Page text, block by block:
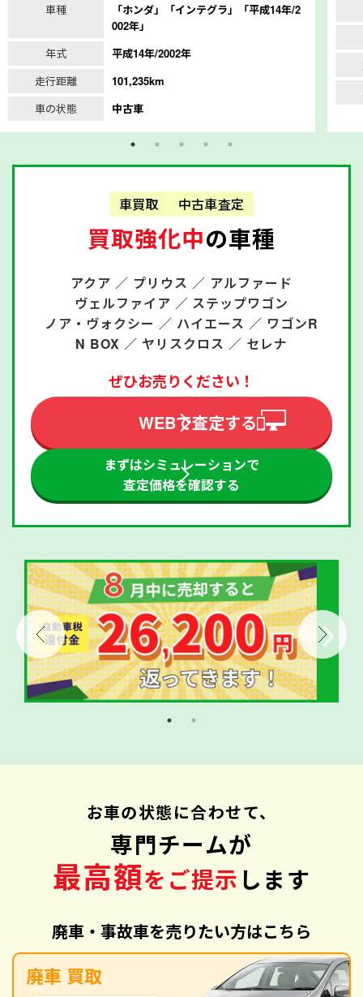
車種
「ホンダ」「インテグラ」「平成14年/2
002年」
年式
平成14年/2002年
走行距離
101,235km
車の状態
中古車
車買取 中古車査定
買取強化中の車種
アクア ／ プリウス ／ アルファード
ヴェルファイア ／ ステップワゴン
ノア・ヴォクシー ／ ハイエース ／ ワゴンR
N BOX ／ ヤリスクロス ／ セレナ
ぜひお売りください！
WEBで査定する
まずはシミュレーションで
査定価格を確認する
お車の状態に合わせて、
専門チームが
最高額をご提示 します
廃車・事故車を売りたい方はこちら
廃車 買取